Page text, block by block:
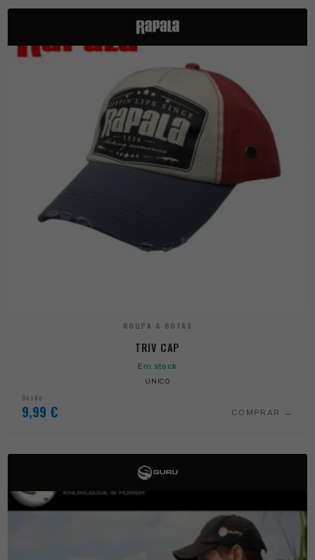
ROUPA & BOTAS
TRIV CAP
Em stock
ÚNICO
Desde
9,99 € COMPRAR